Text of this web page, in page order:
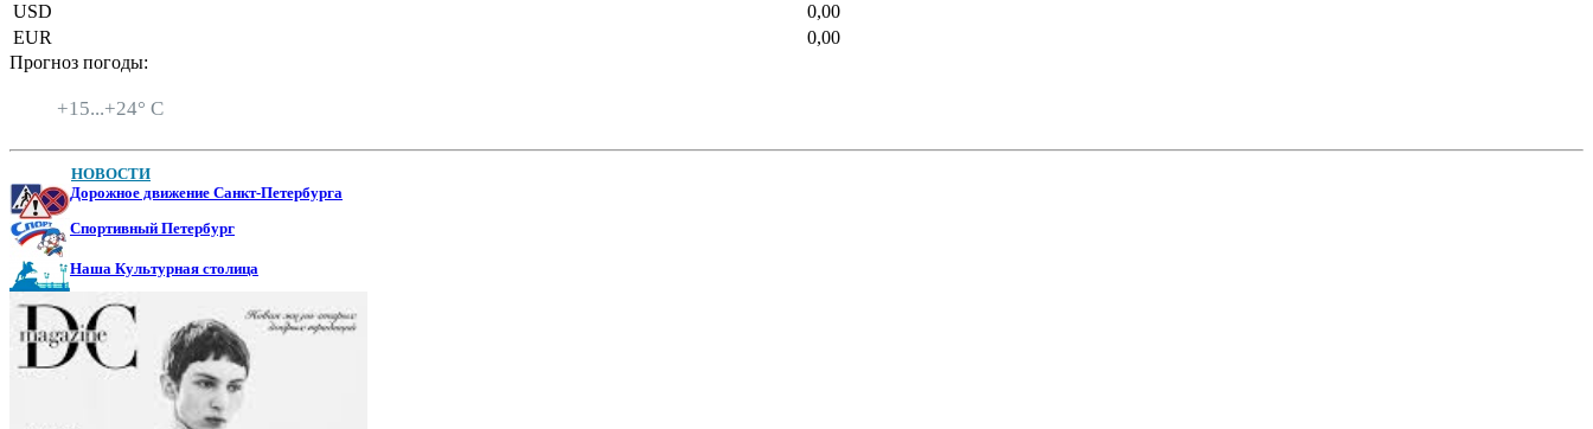
USD
0,00
EUR
0,00
Прогноз погоды:
+15...+24° C
НОВОСТИ
Дорожное движение Санкт-Петербурга
Спортивный Петербург
Наша Культурная столица